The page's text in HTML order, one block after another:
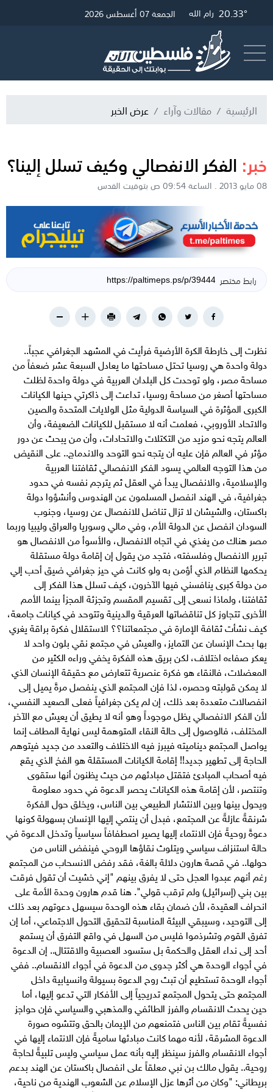
26.89° غزة 20.57° القدس 20.33° رام الله الجمعة 07 أغسطس 2026
الرئيسية مقالات وآراء عرض الخبر
خبر: الفكر الانفصالي وكيف تسلل إلينا؟
08 مايو 2013 . الساعة 09:54 ص بتوقيت القدس
رابط مختصر
نظرت إلى خارطة الكرة الأرضية فرأيت في المشهد الجغرافي عجباً..
دولة واحدة هي روسيا تحتل مساحتها ما يعادل السبعة عشر ضعفاً من
مساحة مصر، ولو توحدت كل البلدان العربية في دولة واحدة لظلت
مساحتها أصغر من مساحة روسيا، تداعت إلى ذاكرتي حينها الكيانات
الكبرى المؤثرة في السياسة الدولية مثل الولايات المتحدة والصين
والاتحاد الأوروبي، فعلمت أنه لا مستقبل للكيانات الضعيفة، وأن
العالم يتجه نحو مزيد من التكتلات والاتحادات، وأن من يبحث عن دور
مؤثر في العالم فإن عليه أن يتجه نحو التوحد والاندماج.. على النقيض
من هذا التوجه العالمي يسود الفكر الانفصالي ثقافتنا العربية
والإسلامية، والانفصال يبدأ في العقل ثم يترجم نفسه في حدود
جغرافية، في الهند انفصل المسلمون عن الهندوس وأنشؤوا دولة
باكستان، والشيشان لا تزال تناضل للانفصال عن روسيا، وجنوب
السودان انفصل عن الدولة الأم، وفي مالي وسوريا والعراق وليبيا وربما
مصر هناك من يغذي في اتجاه الانفصال، والأسوأ من الانفصال هو
تبرير الانفصال وفلسفته، فتجد من يقول إن إقامة دولة مستقلة
يحكمها النظام الذي أؤمن به ولو كانت في حيز جغرافي ضيق أحب إلي
من دولة كبرى ينافسني فيها الآخرون، كيف تسلل هذا الفكر إلى
ثقافتنا، ولماذا نسعى إلى تقسيم المقسم وتجزئة المجزأ بينما الأمم
الأخرى تتجاوز كل تناقضاتها العرقية والدينية وتتوحد في كيانات جامعة،
كيف نشأت ثقافة الإمارة في مجتمعاتنا؟؟ الاستقلال فكرة براقة يغري
بها بحث الإنسان عن التمايز، والعيش في مجتمع نقي بلون واحد لا
يعكر صفاءه اختلاف، لكن بريق هذه الفكرة يخفي وراءه الكثير من
المعضلات، فالنقاء هو فكرة عنصرية تتعارض مع حقيقة الإنسان الذي
لا يمكن قولبته وحصره، لذا فإن المجتمع الذي ينفصل مرةً يميل إلى
انفصالات متعددة بعد ذلك، إن لم يكن جغرافياً فعلى الصعيد النفسي،
لأن الفكر الانفصالي يظل موجوداً وهو أنه لا يطيق أن يعيش مع الآخر
المختلف، فالوصول إلى حالة النقاء المتوهمة ليس نهاية المطاف إنما
يواصل المجتمع ديناميته فيبرز فيه الاختلاف والتعدد من جديد فيتوهم
الحاجة إلى تطهير جديد!! إقامة الكيانات المستقلة هو الفخ الذي يقع
فيه أصحاب المبادئ فتقتل مبادئهم من حيث يظنون أنها ستقوى
وتنتصر، لأن إقامة هذه الكيانات يحصر الدعوة في حدود معلومة
ويحول بينها وبين الانتشار الطبيعي بين الناس، ويخلق حول الفكرة
شرنقةً عازلةً عن المجتمع، فبدل أن ينتمي إليها الإنسان بسهولة كونها
دعوةً روحيةً فإن الانتماء إليها يصير اصطفافاً سياسياً وتدخل الدعوة في
حالة استنزاف سياسي ويتلوث نقاؤها الروحي فينفض الناس من
حولها.. في قصة هارون دلالة بالغة، فقد رفض الانسحاب من المجتمع
رغم أنهم عبدوا العجل حتى لا يفرق بينهم "إني خشيت أن تقول فرقت
بين بني (إسرائيل) ولم ترقب قولي". هنا قدم هارون وحدة الأمة على
انحراف العقيدة، لأن ضمان بقاء هذه الوحدة سيسهل دعوتهم بعد ذلك
إلى التوحيد، وسيبقي البيئة المناسبة لتحقيق التحول الاجتماعي، أما إن
تفرق القوم وتشرذموا فليس من السهل في واقع التفرق أن يستمع
أحد إلى نداء العقل والحكمة بل ستسود العصبية والاقتتال.. إن الدعوة
في أجواء الوحدة هي أكثر جدوى من الدعوة في أجواء الانقسام.. ففي
أجواء الوحدة تستطيع أن تبث روح الدعوة بسيولة وانسيابية داخل
المجتمع حتى يتحول المجتمع تدريجياً إلى الأفكار التي تدعو إليها، أما
حين يحدث الانقسام والفرز الطائفي والمذهبي والسياسي فإن حواجز
نفسيةً تقام بين الناس فتمنعهم من الإيمان بالحق وتتشوه صورة
الدعوة المشرقة، لأنه مهما كانت مبادئها ساميةً فإن الانتماء إليها في
أجواء الانقسام والفرز سينظر إليه بأنه عمل سياسي وليس تلبيةً لحاجة
روحية.. يقول مالك بن نبي معلقاً على انفصال باكستان عن الهند بدعم
بريطاني: "وكان من أثرها عزل الإسلام عن الشعوب الهندية من ناحية،